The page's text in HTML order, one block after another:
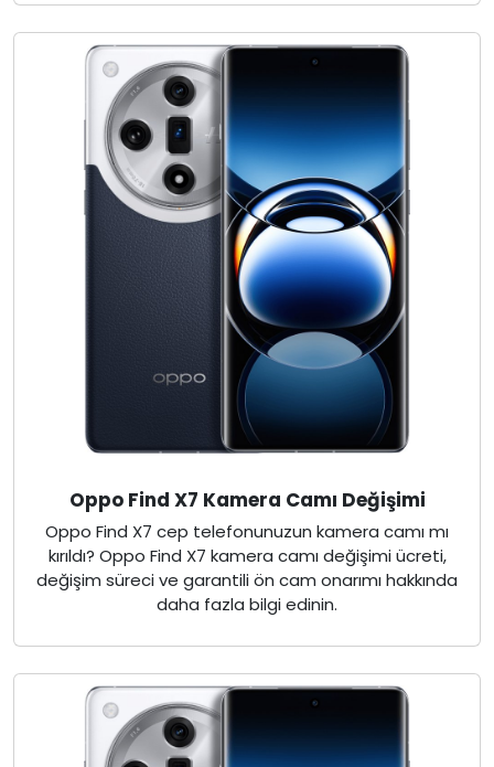
Oppo Find X7 Kamera Camı Değişimi
Oppo Find X7 cep telefonunuzun kamera camı mı
kırıldı? Oppo Find X7 kamera camı değişimi ücreti,
değişim süreci ve garantili ön cam onarımı hakkında
daha fazla bilgi edinin.